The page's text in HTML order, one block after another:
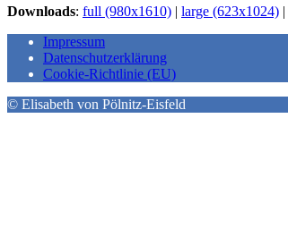
Downloads: full (980x1610) | large (623x1024) |
Impressum
Datenschutzerklärung
Cookie-Richtlinie (EU)
© Elisabeth von Pölnitz-Eisfeld